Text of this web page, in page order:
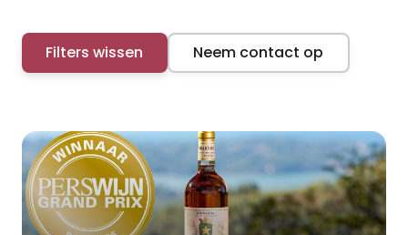
Filters wissen Neem contact op